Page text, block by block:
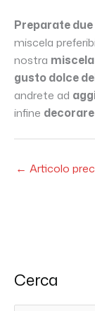
Preparate
miscela
nostra
gusto dolce
andrete ad
infine
← Articolo
Cerca